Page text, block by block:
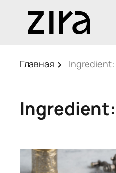
Главная Ingredient:
Ingredient: